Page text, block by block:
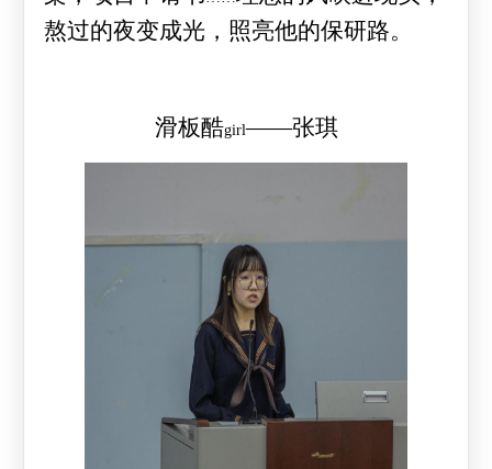
熬过的夜变成光，照亮他的保研路。
滑板酷girl——张琪